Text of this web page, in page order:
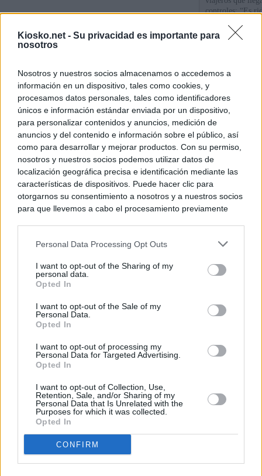
Kiosko.net - Su privacidad es importante para
nosotros
Nosotros y nuestros socios almacenamos o accedemos a
información en un dispositivo, tales como cookies, y
procesamos datos personales, tales como identificadores
únicos e información estándar enviada por un dispositivo,
para personalizar contenidos y anuncios, medición de
anuncios y del contenido e información sobre el público, así
como para desarrollar y mejorar productos. Con su permiso,
nosotros y nuestros socios podemos utilizar datos de
localización geográfica precisa e identificación mediante las
características de dispositivos. Puede hacer clic para
otorgarnos su consentimiento a nosotros y a nuestros socios
para que llevemos a cabo el procesamiento previamente
negar su consentimiento. Tenga en cuenta que algún
de su consentimiento, pero usted tiene el derecho de
rechazar tal procesamiento. Sus preferencias se aplicarán
cualquier momento entrando de nuevo en este sitio web o
visitando nuestra política de privacidad.
Personal Data Processing Opt Outs
I want to opt-out of the Sharing of my
personal data.
Opted In
I want to opt-out of the Sale of my
Personal Data.
Opted In
I want to opt-out of processing my
Personal Data for Targeted Advertising.
Opted In
I want to opt-out of Collection, Use,
Retention, Sale, and/or Sharing of my
Personal Data that Is Unrelated with the
Purposes for which it was collected.
Opted In
CONFIRM
controles: “Es
Sira Rego: "Es
© Kiosko.net Aviso Legal Privacidad y Cookies